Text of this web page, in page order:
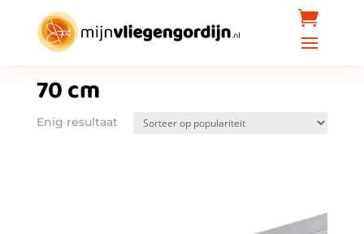
Home
70 cm
Enig resultaat